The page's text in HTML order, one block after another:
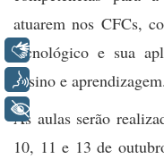
atuarem nos CFCs,
tecnológico e sua
ensino e aprendizagem.
As aulas serão
10, 11 e 13 de
Libras
Voz
+